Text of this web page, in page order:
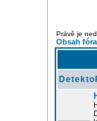
Právě je
Obsah